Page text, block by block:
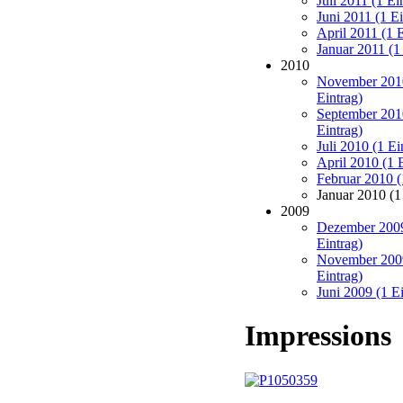
Juni 2011 (1
April 2011 (1
Januar 2011
2010
November
Eintrag)
September
Eintrag)
Juli 2010 (1
April 2010 (1
Februar 2010
Januar 2010
2009
Dezember
Eintrag)
November
Eintrag)
Juni 2009 (1
Impressions